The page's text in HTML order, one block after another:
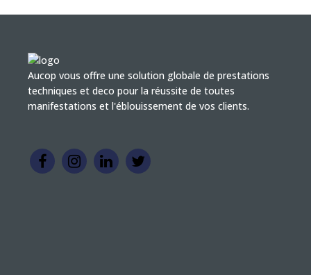
Aucop vous offre une solution globale de prestations
techniques et deco pour la réussite de toutes
manifestations et l'éblouissement de vos clients.